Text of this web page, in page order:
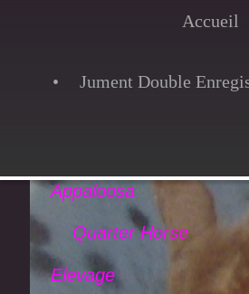
Accueil
Jument Double
Appaloosa
Quarter Horse
Elevage